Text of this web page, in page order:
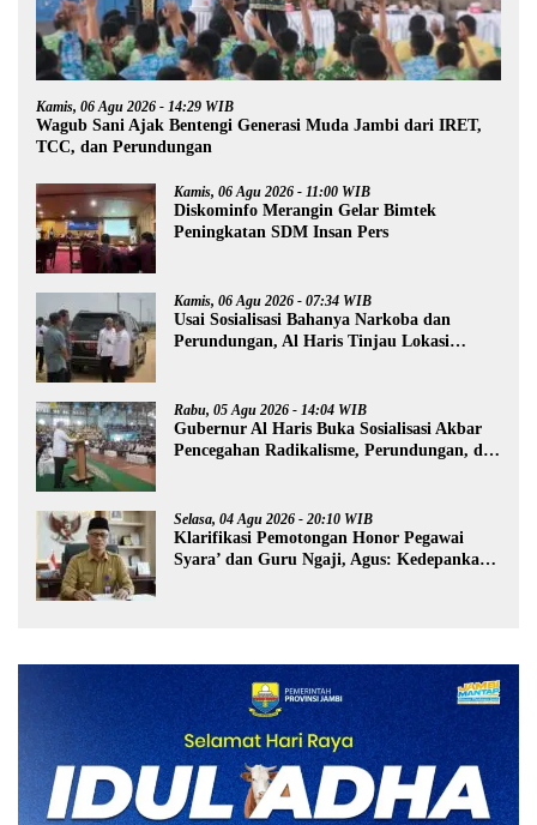
Kamis, 06 Agu 2026 - 14:29 WIB
Wagub Sani Ajak Bentengi Generasi Muda Jambi dari IRET,
TCC, dan Perundungan
Kamis, 06 Agu 2026 - 11:00 WIB
Diskominfo Merangin Gelar Bimtek
Peningkatan SDM Insan Pers
Kamis, 06 Agu 2026 - 07:34 WIB
Usai Sosialisasi Bahanya Narkoba dan
Perundungan, Al Haris Tinjau Lokasi
Rabu, 05 Agu 2026 - 14:04 WIB
Gubernur Al Haris Buka Sosialisasi Akbar
Pencegahan Radikalisme, Perundungan, dan
Selasa, 04 Agu 2026 - 20:10 WIB
Klarifikasi Pemotongan Honor Pegawai
Syara’ dan Guru Ngaji, Agus: Kedepankan